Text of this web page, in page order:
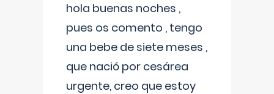
hola buenas noches ,
pues os comento , tengo
una bebe de siete meses ,
que nació por cesárea
urgente, creo que estoy